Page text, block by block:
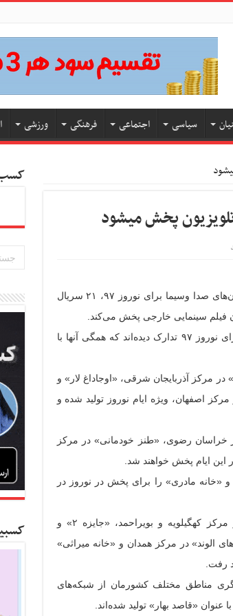
سیاسی اجتماعی فرهنگی ورزشی
به گزارش کسب و کار نیوز به نقل از ایرنا، مرکز سیمای استان‌های صدا وسیما برای نوروز ۹۷، ۲۱ سریال
سیمای مراکز در مجموع ۲۱ سریال و مجموعه تلویزیونی را برای نوروز ۹۷ تدارک دیده‌اند که همگی آنها با
مرکز آذربایجان شرقی، «اوجاداغ لار» و
اصفهان، ویژه ایام نوروز تولید شده و
خراسان رضوی، «طنز خودمانی» در مرکز
این ایام پخش خواهند شد.
«خانه مادری» را برای پخش در نوروز در
همچنین «از سیر تا پیاز» در مرکز کرمانشاه، «شادمانه» در مرکز کهگیلویه و بویراحمد، «جایزه ۲» و
مرکزی، «قصه‌های الوند» در مرکز همدان و «خانه میراثی»
رفت.
گردشگری مناطق مختلف کشورمان از شبکه‌های
کسب